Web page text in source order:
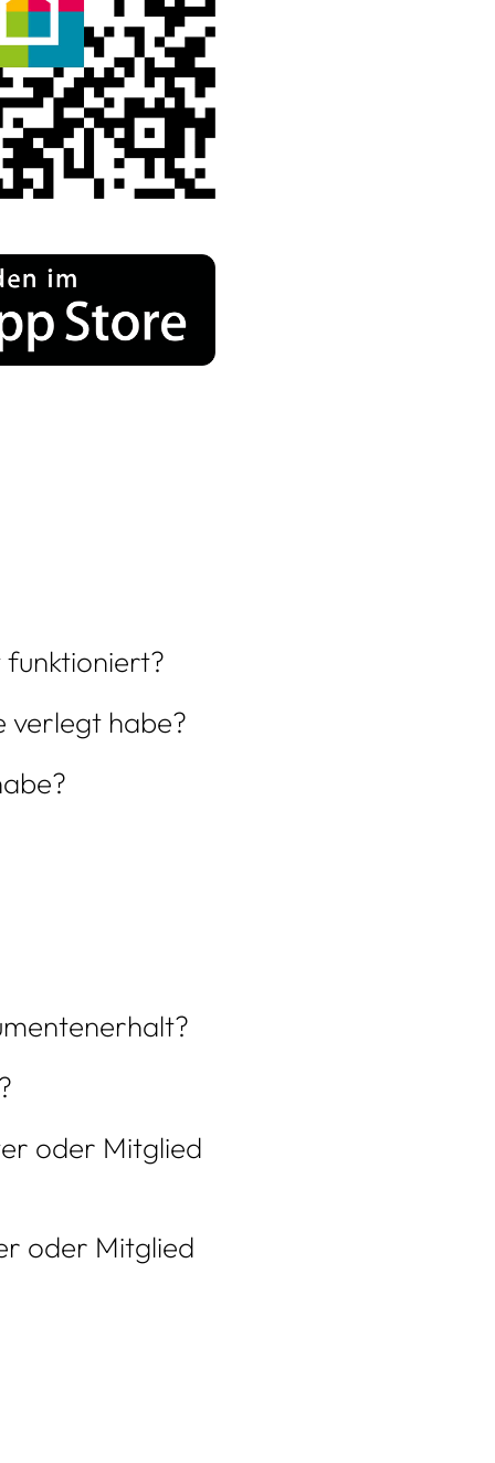
funktioniert?
verlegt habe?
oder Mitglied
oder Mitglied